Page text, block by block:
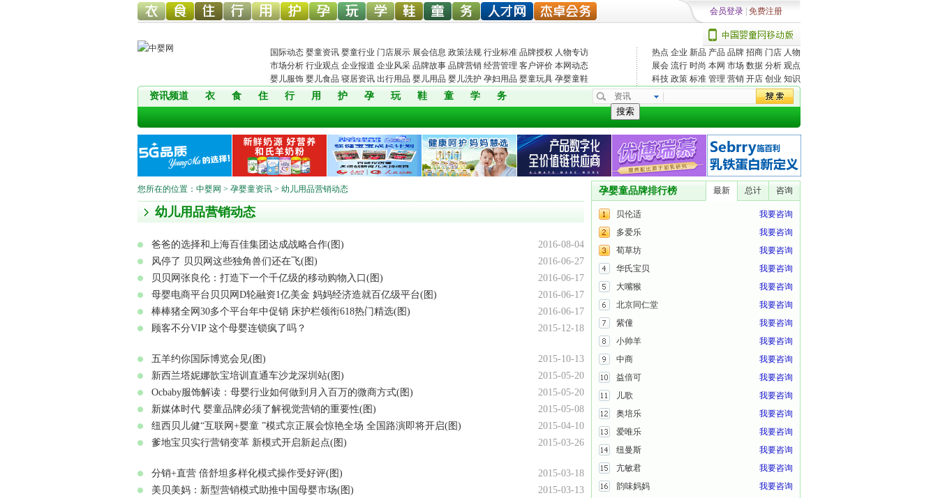
饰网 品网 具网 品网 护网 网 具网 育 鞋网 装 构
会员登录 免费注册
国际动态 婴童资讯 婴童行业 门店展示 展会信息 政策法规 行业标准 品牌授权 人物专访
市场分析 行业观点 企业报道 企业风采 品牌故事 品牌营销 经营管理 客户评价 本网动态
婴儿服饰 婴儿食品 寝居资讯 出行用品 婴儿用品 婴儿洗护 孕妇用品 婴童玩具 孕婴童鞋
热点 企业 新品 产品 品牌 招商 门店 人物
展会 流行 时尚 本网 市场 数据 分析 观点
科技 政策 标准 管理 营销 开店 创业 知识
资讯频道 衣 食 住 行 用 护 孕 玩 鞋 童 学 务 资讯
搜索
您所在的位置： 中婴网 > 孕婴童资讯 > 幼儿用品营销动态
幼儿用品营销动态
爸爸的选择和上海百佳集团达成战略合作(图)
2016-08-04
风停了 贝贝网这些独角兽们还在飞(图)
2016-06-27
贝贝网张良伦：打造下一个千亿级的移动购物入口(图)
2016-06-17
母婴电商平台贝贝网D轮融资1亿美金 妈妈经济造就百亿级平台(图)
2016-06-17
棒棒猪全网30多个平台年中促销 床护栏领衔618热门精选(图)
2016-06-17
顾客不分VIP 这个母婴连锁疯了吗？
2015-12-18
五羊约你国际博览会见(图)
2015-10-13
新西兰塔妮娜歆宝培训直通车沙龙深圳站(图)
2015-05-20
Ocbaby服饰解读：母婴行业如何做到月入百万的微商方式(图)
2015-05-20
新媒体时代 婴童品牌必须了解视觉营销的重要性(图)
2015-05-08
纽西贝儿健“互联网+婴童 ”模式京正展会惊艳全场 全国路演即将开启(图)
2015-04-10
爹地宝贝实行营销变革 新模式开启新起点(图)
2015-03-26
分销+直营 倍舒坦多样化模式操作受好评(图)
2015-03-18
美贝美妈：新型营销模式助推中国母婴市场(图)
2015-03-13
孕婴童品牌排行榜 最新 总计 咨询
我要咨询
贝伦适
我要咨询
多爱乐
我要咨询
荀草坊
我要咨询
华氏宝贝
我要咨询
大嘴猴
我要咨询
北京同仁堂
我要咨询
紫僮
我要咨询
小帅羊
我要咨询
中商
我要咨询
益倍可
我要咨询
儿歌
我要咨询
奥培乐
我要咨询
爱唯乐
我要咨询
纽曼斯
我要咨询
亢敏君
我要咨询
韵味妈妈